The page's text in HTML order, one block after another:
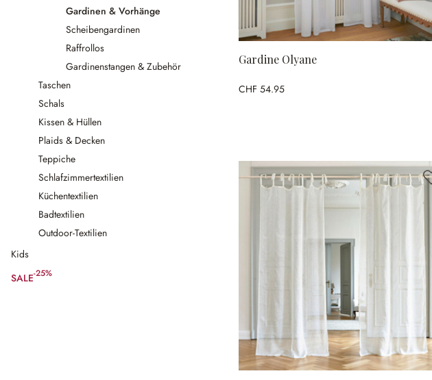
Gardinen & Vorhänge
Scheibengardinen
Raffrollos
Gardinenstangen & Zubehör
Taschen
Schals
Kissen & Hüllen
Plaids & Decken
Teppiche
Schlafzimmertextilien
Küchentextilien
Badtextilien
Outdoor-Textilien
Kids
SALE-25%
(25% gespart)
Gardine Olyane
CHF 54.95